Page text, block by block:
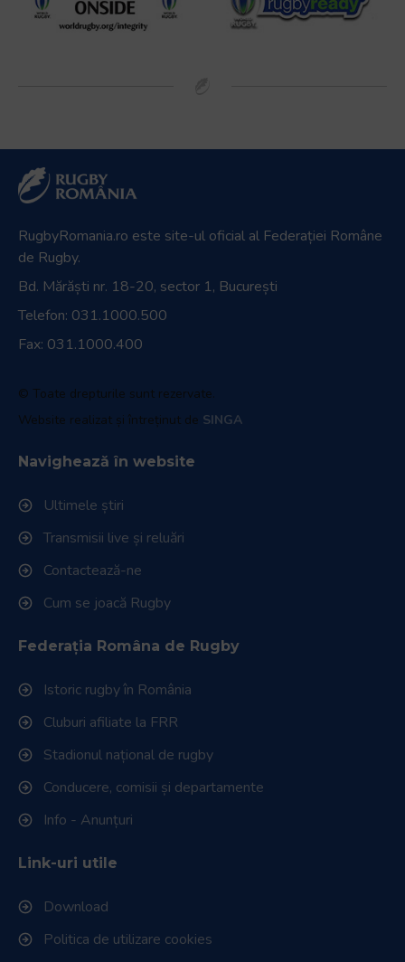
RugbyRomania.ro este site-ul oficial al Federației Române
de Rugby.
Bd. Mărăști nr. 18-20, sector 1, București
Telefon: 031.1000.500
Fax: 031.1000.400
© Toate drepturile sunt rezervate.
Website realizat și întreținut de SINGA
Navighează în website
Ultimele știri
Transmisii live și reluări
Contactează-ne
Cum se joacă Rugby
Federația Româna de Rugby
Istoric rugby în România
Cluburi afiliate la FRR
Stadionul național de rugby
Conducere, comisii și departamente
Info - Anunțuri
Link-uri utile
Download
Politica de utilizare cookies